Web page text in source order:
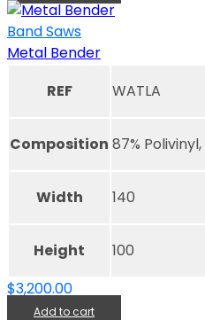
Band Saws
Metal Bender
REF
WATLA
Composition 87% Polivinyl,
Width 140
Height
100
$3,200.00
Add to cart